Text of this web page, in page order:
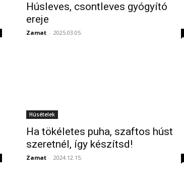
Húsleves, csontleves gyógyító
ereje
Zamat - 2025.03.05.
Húsételek
Ha tökéletes puha, szaftos húst
szeretnél, így készítsd!
Zamat - 2024.12.15.